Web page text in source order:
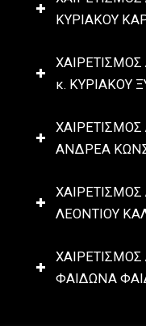
ΚΥΡΙΑΚΟΥ
κ. ΚΥΡΙΑΚΟΥ
ΑΝΔΡΕΑ
ΛΕΟΝΤΙΟΥ
ΦΑΙΔΩΝΑ